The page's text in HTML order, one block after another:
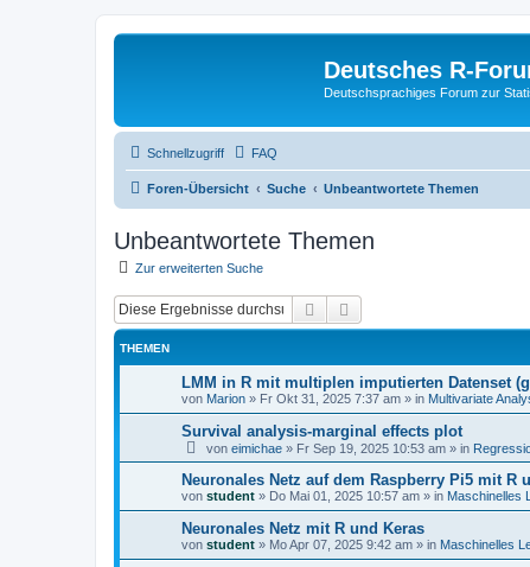
Deutsches R-
Deutschsprachiges Forum zur
Schnellzugriff FAQ
Foren-Übersicht Suche Unbeantwortete Themen
Unbeantwortete Themen
Zur erweiterten Suche
Suche
THEMEN
LMM in R mit multiplen imputierten Datenset
von Marion » Fr Okt 31, 2025 7:37 am » in Multivariate
Survival analysis-marginal effects plot
von eimichae » Fr Sep 19, 2025 10:53 am » in
Neuronales Netz auf dem Raspberry Pi5 mit R
von student » Do Mai 01, 2025 10:57 am » in Maschinelles
Neuronales Netz mit R und Keras
von student » Mo Apr 07, 2025 9:42 am » in Maschinelles